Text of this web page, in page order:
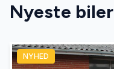
El-spejle
Fartpilot
Nyeste biler
NYHED